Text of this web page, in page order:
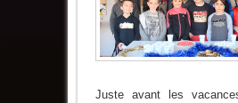
Juste avant les